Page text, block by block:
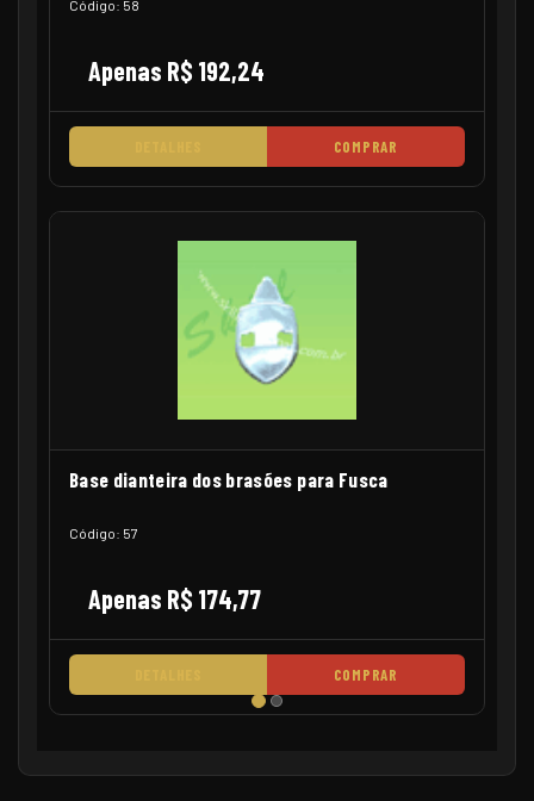
Código: 58
Apenas R$ 192,24
COMPRAR
Base dianteira dos brasões para Fusca
Código: 57
Apenas R$ 174,77
COMPRAR